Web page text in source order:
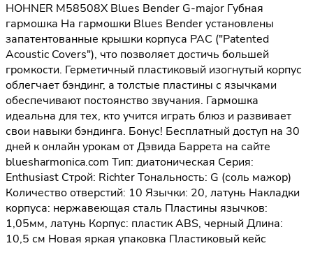
HOHNER M58508X Blues Bender G-major Губная
гармошка На гармошки Blues Bender установлены
запатентованные крышки корпуса PAC ("Patented
Acoustic Covers"), что позволяет достичь большей
громкости. Герметичный пластиковый изогнутый корпус
облегчает бэндинг, а толстые пластины с язычками
обеспечивают постоянство звучания. Гармошка
идеальна для тех, кто учится играть блюз и развивает
свои навыки бэндинга. Бонус! Бесплатный доступ на 30
дней к онлайн урокам от Дэвида Баррета на сайте
bluesharmonica.com Тип: диатоническая Серия:
Enthusiast Строй: Richter Тональность: G (соль мажор)
Количество отверстий: 10 Язычки: 20, латунь Накладки
корпуса: нержавеющая сталь Пластины язычков:
1,05мм, латунь Корпус: пластик ABS, черный Длина:
10,5 см Новая яркая упаковка Пластиковый кейс